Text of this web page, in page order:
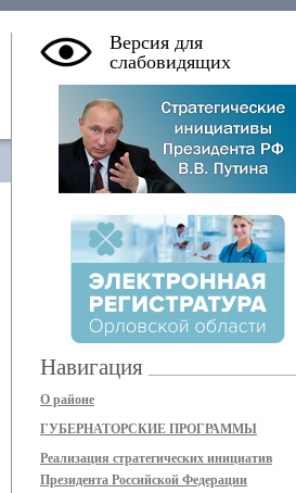
Версия для
слабовидящих
Навигация
О районе
ГУБЕРНАТОРСКИЕ ПРОГРАММЫ
Реализация стратегических инициатив
Президента Российской Федерации